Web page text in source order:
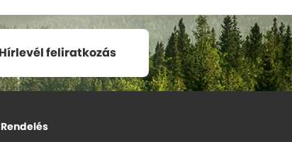
Hírlevél feliratkozás
Rendelés